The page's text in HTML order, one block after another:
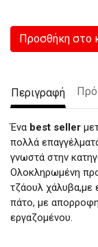
Προσθήκη στο
Περιγραφή
Ένα best seller
πολλά
γνωστά στην
Ολοκληρωμένη
τζάουλ χάλυβα,με
πάτο, με
εργαζομένου.